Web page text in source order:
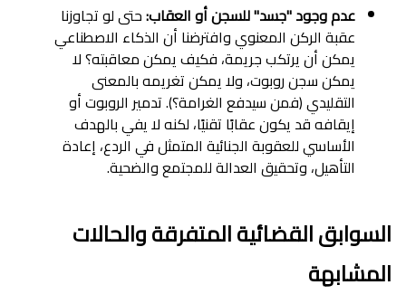
عدم وجود "جسد" للسجن أو العقاب:حتى لو تجاوزنا
عقبة الركن المعنوي وافترضنا أن الذكاء الاصطناعي
يمكن أن يرتكب جريمة، فكيف يمكن معاقبته؟ لا
يمكن سجن روبوت، ولا يمكن تغريمه بالمعنى
التقليدي (فمن سيدفع الغرامة؟). تدمير الروبوت أو
إيقافه قد يكون عقابًا تقنيًا، لكنه لا يفي بالهدف
الأساسي للعقوبة الجنائية المتمثل في الردع، إعادة
التأهيل، وتحقيق العدالة للمجتمع والضحية.
السوابق القضائية المتفرقة والحالات
المشابهة